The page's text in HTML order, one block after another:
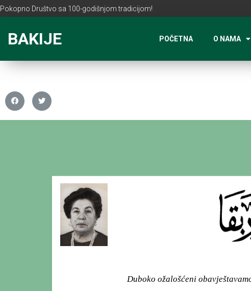
Pokopno Društvo sa 100-godišnjom tradicijom!
BAKIJE POČETNA O NAMA
Duboko ožalošćeni